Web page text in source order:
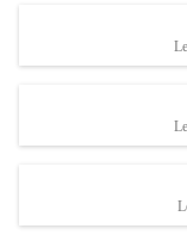
S
und den daraus
Maßnahmen zur
Rebe und der